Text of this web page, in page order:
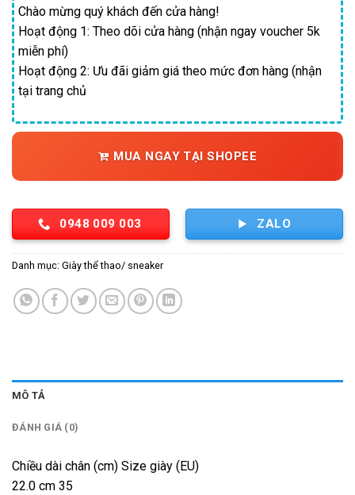
Chào mừng quý khách đến cửa hàng!
Hoạt động 1: Theo dõi cửa hàng (nhận ngay voucher 5k
miễn phí)
Hoạt động 2: Ưu đãi giảm giá theo mức đơn hàng (nhận
tại trang chủ
MUA NGAY TẠI SHOPEE
0948 009 003 ZALO
Danh mục: Giày thể thao/ sneaker
MÔ TẢ
ĐÁNH GIÁ (0)
Chiều dài chân (cm) Size giày (EU)
22.0 cm 35